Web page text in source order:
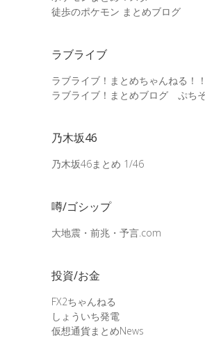
徒歩のポケモン まとめブログ
ラブライブ
ラブライブ！まとめちゃんねる！！
ラブライブ！まとめブログ ぷち
乃木坂46
乃木坂46まとめ 1/46
噂/ゴシップ
大地震・前兆・予言.com
投資/お金
FX2ちゃんねる
しょういち発電
仮想通貨まとめNews